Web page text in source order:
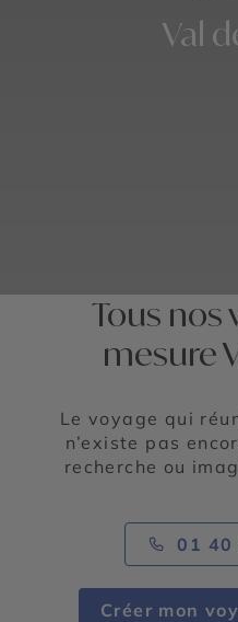
Val
Tous nos
mesure
Le voyage qui
n’existe pas
recherche ou
01 40
Créer mon